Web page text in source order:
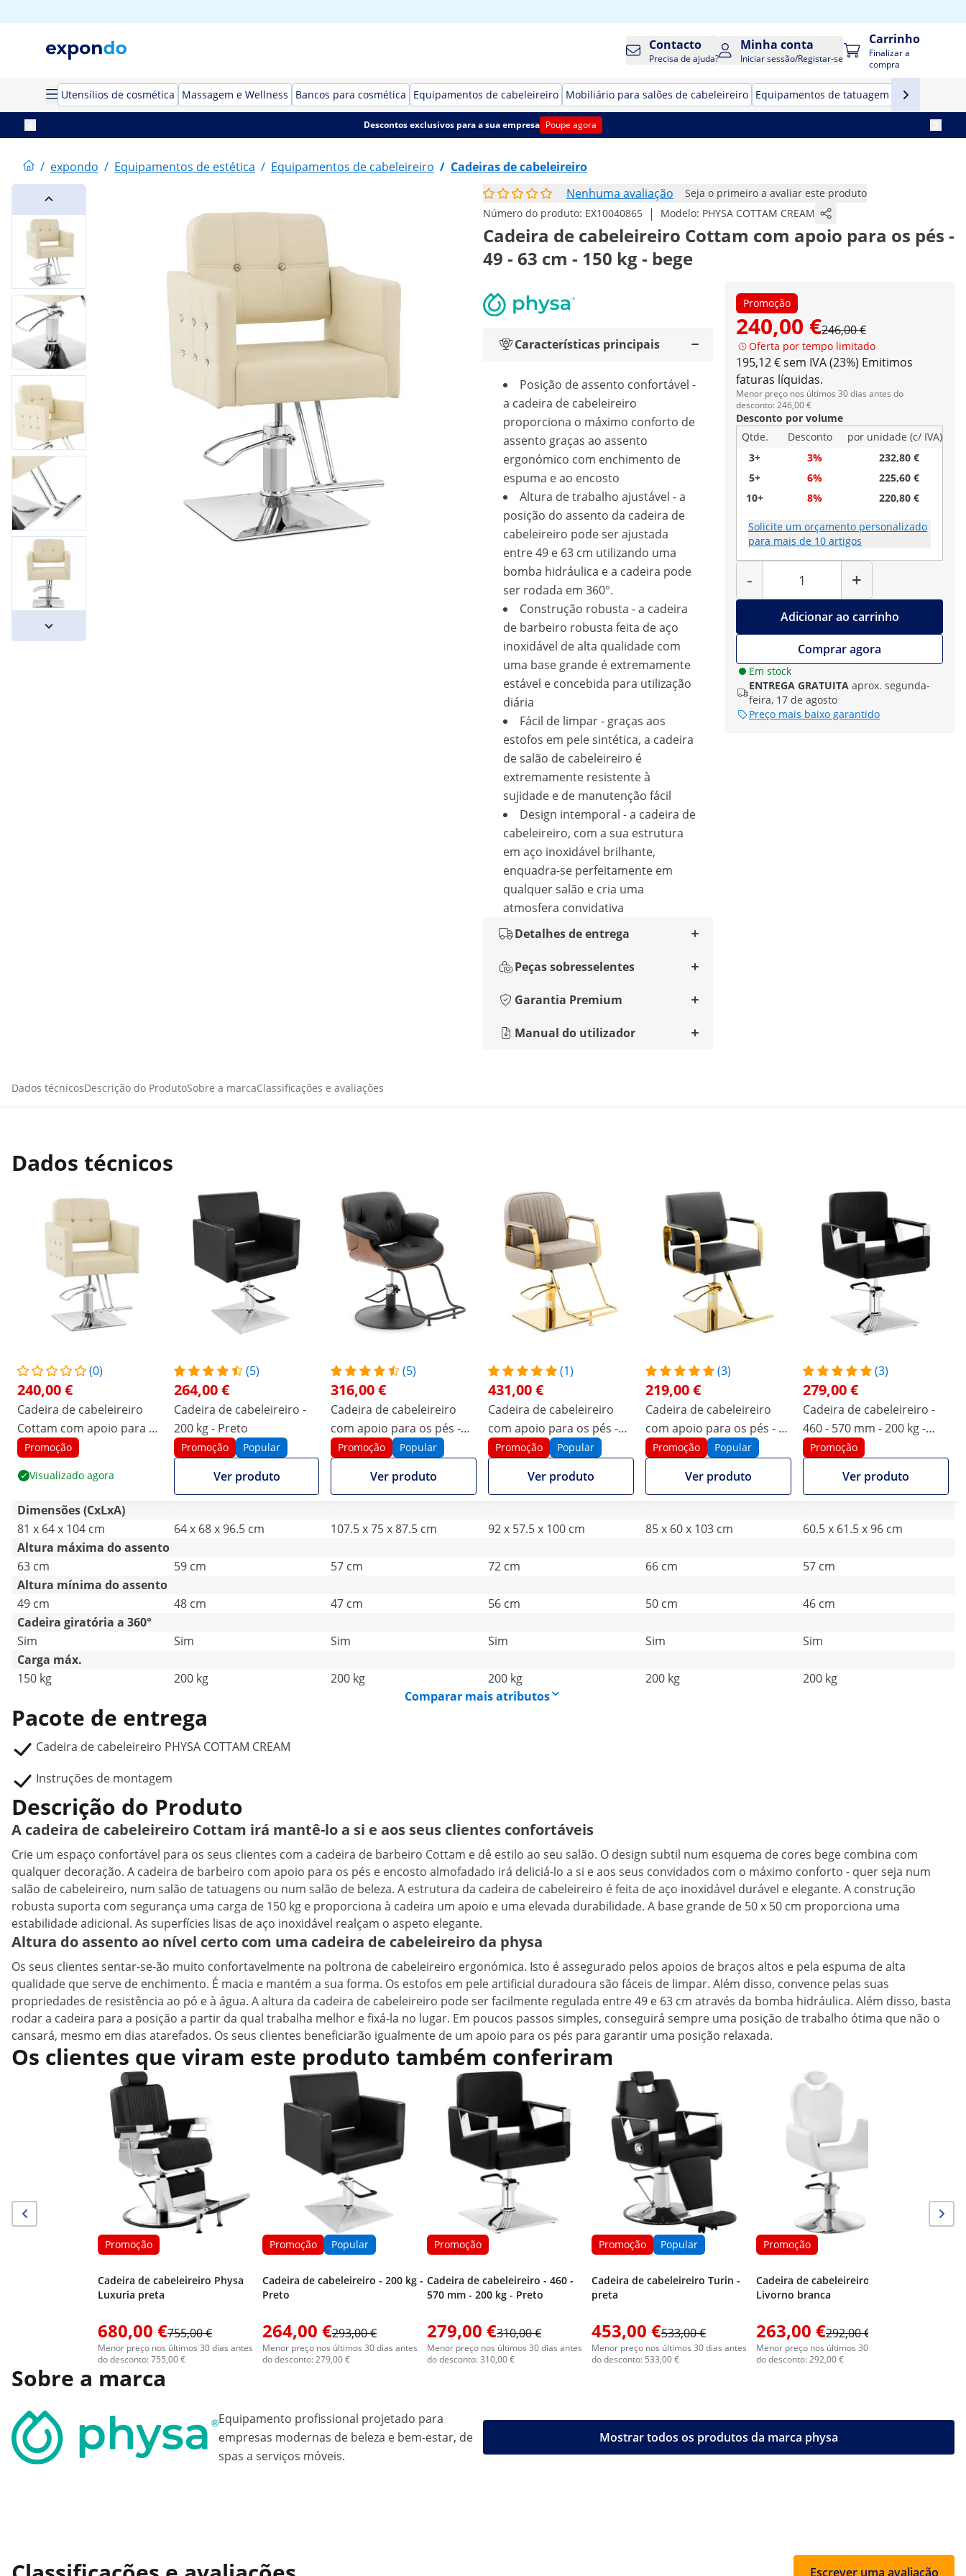
Contacto
Precisa de ajuda?
Minha conta
Iniciar sessão/Registar-se
Carrinho
Finalizar a
compra
Utensílios de cosmética Massagem e Wellness Bancos para cosmética Equipamentos de cabeleireiro Mobiliário para salões de cabeleireiro Equipamentos de tatuagem
Descontos exclusivos para a sua empresa Poupe agora
/ expondo / Equipamentos de estética / Equipamentos de cabeleireiro / Cadeiras de cabeleireiro
Nenhuma avaliação
Seja o primeiro a avaliar este produto
Número do produto: EX10040865 | Modelo: PHYSA COTTAM CREAM
Cadeira de cabeleireiro Cottam com apoio para os pés -
49 - 63 cm - 150 kg - bege
Promoção
240,00 €246,00 €
Oferta por tempo limitado
195,12 € sem IVA (23%) Emitimos
faturas líquidas.
Menor preço nos últimos 30 dias antes do
desconto: 246,00 €
Desconto por volume
Qtde.
Desconto
por unidade (c/ IVA)
3+
3%
232,80 €
5+
6%
225,60 €
10+
8% 220,80 €
Solicite um orçamento personalizado
para mais de 10 artigos
-
Quantidade
+
Adicionar ao carrinho
Comprar agora
Em stock
ENTREGA GRATUITA aprox. segunda-
feira, 17 de agosto
Preço mais baixo garantido
Características principais
Posição de assento confortável -
a cadeira de cabeleireiro
proporciona o máximo conforto de
assento graças ao assento
ergonómico com enchimento de
espuma e ao encosto
Altura de trabalho ajustável - a
posição do assento da cadeira de
cabeleireiro pode ser ajustada
entre 49 e 63 cm utilizando uma
bomba hidráulica e a cadeira pode
ser rodada em 360°.
Construção robusta - a cadeira
de barbeiro robusta feita de aço
inoxidável de alta qualidade com
uma base grande é extremamente
estável e concebida para utilização
diária
Fácil de limpar - graças aos
estofos em pele sintética, a cadeira
de salão de cabeleireiro é
extremamente resistente à
sujidade e de manutenção fácil
Design intemporal - a cadeira de
cabeleireiro, com a sua estrutura
em aço inoxidável brilhante,
enquadra-se perfeitamente em
qualquer salão e cria uma
atmosfera convidativa
Detalhes de entrega
Peças sobresselentes
Garantia Premium
Manual do utilizador
Dados técnicosDescrição do ProdutoSobre a marcaClassificações e avaliações
Dados técnicos
(0)
240,00 €
Cadeira de cabeleireiro
Cottam com apoio para os
pés - 49 - 63 cm - 150 kg -
Promoção
Visualizado agora
(5)
264,00 €
Cadeira de cabeleireiro -
200 kg - Preto
Promoção Popular
Ver produto
(5)
316,00 €
Cadeira de cabeleireiro
com apoio para os pés -
470-570 mm - 200 kg -
Preto
Promoção Popular
Ver produto
(1)
431,00 €
Cadeira de cabeleireiro
com apoio para os pés -
560 - 720 mm - 200 kg -
dourado, bege
Promoção Popular
Ver produto
(3)
219,00 €
Cadeira de cabeleireiro
com apoio para os pés - 50
- 66 cm - 200 kg - Preto,
Dourado
Promoção Popular
Ver produto
(3)
279,00 €
Cadeira de cabeleireiro -
460 - 570 mm - 200 kg -
Preto
Promoção
Ver produto
Dimensões (CxLxA)
81 x 64 x 104 cm
64 x 68 x 96.5 cm 107.5 x 75 x 87.5 cm 92 x 57.5 x 100 cm 85 x 60 x 103 cm
60.5 x 61.5 x 96 cm
Altura máxima do assento
63 cm
59 cm 57 cm 72 cm 66 cm
57 cm
Altura mínima do assento
49 cm
48 cm 47 cm 56 cm 50 cm
46 cm
Cadeira giratória a 360°
Sim
Sim Sim Sim Sim
Sim
Carga máx.
150 kg
200 kg 200 kg 200 kg 200 kg
200 kg
Comparar mais atributos
Pacote de entrega
Cadeira de cabeleireiro PHYSA COTTAM CREAM
Instruções de montagem
Descrição do Produto
A cadeira de cabeleireiro Cottam irá mantê-lo a si e aos seus clientes confortáveis
Crie um espaço confortável para os seus clientes com a cadeira de barbeiro Cottam e dê estilo ao seu salão. O design subtil num esquema de cores bege combina com
qualquer decoração. A cadeira de barbeiro com apoio para os pés e encosto almofadado irá deliciá-lo a si e aos seus convidados com o máximo conforto - quer seja num
salão de cabeleireiro, num salão de tatuagens ou num salão de beleza. A estrutura da cadeira de cabeleireiro é feita de aço inoxidável durável e elegante. A construção
robusta suporta com segurança uma carga de 150 kg e proporciona à cadeira um apoio e uma elevada durabilidade. A base grande de 50 x 50 cm proporciona uma
estabilidade adicional. As superfícies lisas de aço inoxidável realçam o aspeto elegante.
Altura do assento ao nível certo com uma cadeira de cabeleireiro da physa
Os seus clientes sentar-se-ão muito confortavelmente na poltrona de cabeleireiro ergonómica. Isto é assegurado pelos apoios de braços altos e pela espuma de alta
qualidade que serve de enchimento. É macia e mantém a sua forma. Os estofos em pele artificial duradoura são fáceis de limpar. Além disso, convence pelas suas
propriedades de resistência ao pó e à água. A altura da cadeira de cabeleireiro pode ser facilmente regulada entre 49 e 63 cm através da bomba hidráulica. Além disso, basta
rodar a cadeira para a posição a partir da qual trabalha melhor e fixá-la no lugar. Em poucos passos simples, conseguirá sempre uma posição de trabalho ótima que não o
cansará, mesmo em dias atarefados. Os seus clientes beneficiarão igualmente de um apoio para os pés para garantir uma posição relaxada.
Os clientes que viram este produto também conferiram
Promoção
Cadeira de cabeleireiro Physa
Luxuria preta
680,00 €755,00 €
Menor preço nos últimos 30 dias antes
do desconto: 755,00 €
Promoção Popular
Cadeira de cabeleireiro - 200 kg -
Preto
264,00 €293,00 €
Menor preço nos últimos 30 dias antes
do desconto: 279,00 €
Promoção
Cadeira de cabeleireiro - 460 -
570 mm - 200 kg - Preto
279,00 €310,00 €
Menor preço nos últimos 30 dias antes
do desconto: 310,00 €
Promoção Popular
Cadeira de cabeleireiro Turin -
preta
453,00 €533,00 €
Menor preço nos últimos 30 dias antes
do desconto: 533,00 €
Promoção
Cadeira de cabeleireiro Physa
Livorno branca
263,00 €292,00 €
Menor preço nos últimos 30 dias antes
do desconto: 292,00 €
Sobre a marca
Equipamento profissional projetado para
empresas modernas de beleza e bem-estar, de
spas a serviços móveis.
Mostrar todos os produtos da marca physa
Escrever uma avaliação